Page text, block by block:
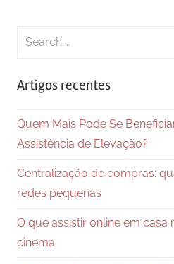
Search
Artigos recentes
Quem Mais Pode Se
Assistência de Elevação?
Centralização de compras:
redes pequenas
O que assistir online em casa
cinema